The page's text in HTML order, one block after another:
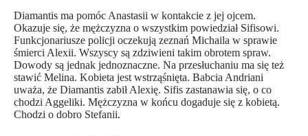
Diamantis ma pomóc Anastasii w kontakcie z jej ojcem.
Okazuje się, że mężczyzna o wszystkim powiedział Sifisowi.
Funkcjonariusze policji oczekują zeznań Michaila w sprawie
śmierci Alexii. Wszyscy są zdziwieni takim obrotem spraw.
Dowody są jednak jednoznaczne. Na przesłuchaniu ma się też
stawić Melina. Kobieta jest wstrząśnięta. Babcia Andriani
uważa, że Diamantis zabił Alexię. Sifis zastanawia się, o co
chodzi Aggeliki. Mężczyzna w końcu dogaduje się z kobietą.
Chodzi o dobro Stefanii.